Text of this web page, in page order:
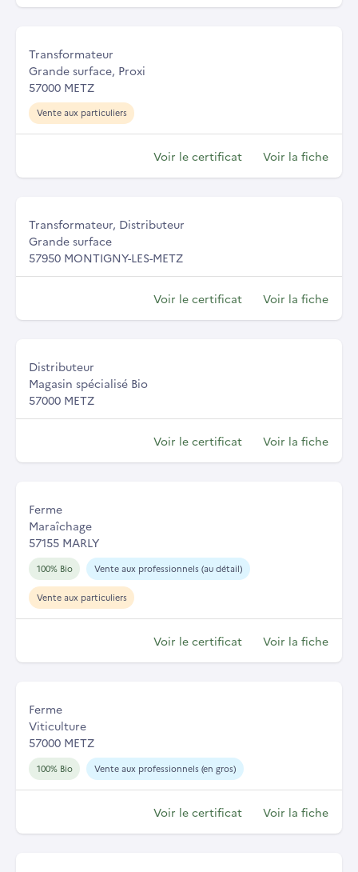
Transformateur
Grande surface, Proxi
57000 METZ
Vente aux particuliers
Voir le certificat Voir la fiche
Transformateur, Distributeur
Grande surface
57950 MONTIGNY-LES-METZ
Voir le certificat Voir la fiche
Distributeur
Magasin spécialisé Bio
57000 METZ
Voir le certificat Voir la fiche
Ferme
Maraîchage
57155 MARLY
100% Bio Vente aux professionnels (au détail)
Vente aux particuliers
Voir le certificat Voir la fiche
Ferme
Viticulture
57000 METZ
100% Bio Vente aux professionnels (en gros)
Voir le certificat Voir la fiche